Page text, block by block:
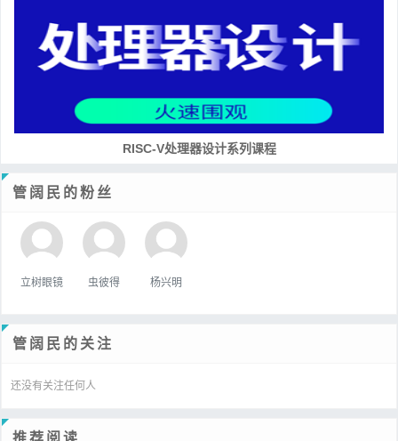
RISC-V处理器设计系列课程
管阔民的粉丝
立树眼镜 虫彼得 杨兴明
管阔民的关注
还没有关注任何人
推荐阅读